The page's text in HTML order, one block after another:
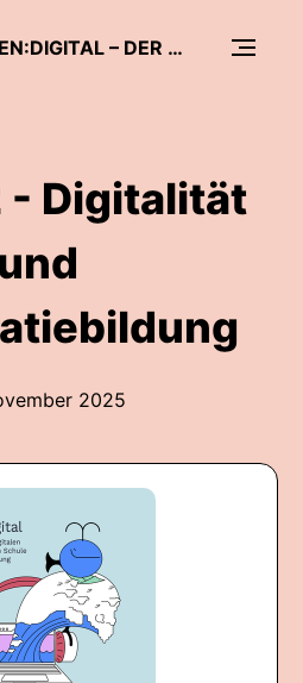
WELLE LERNEN:DIGITAL – DER PODCAST ZUR DIGITALEN TRANSFORMATION VON SCHULE UND LEHRKRÄFTEBILDUNG
Digitalität
und
2025